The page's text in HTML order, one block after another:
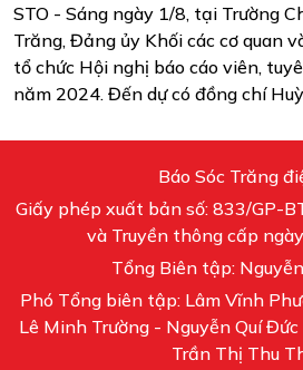
STO - Sáng ngày 1/8, tại Trường
Trăng, Đảng ủy Khối các cơ quan
tổ chức Hội nghị báo cáo viên,
năm 2024. Đến dự có đồng chí
Báo Sóc Trăng
Giấy phép xuất bản số: 833/GP-
và Truyền thông cấp
Tổng Biên tập:
Phó Tổng biên tập: Lâm Vĩnh
Lê Minh Trường - Nguyễn Quí
Trần Thị Thu